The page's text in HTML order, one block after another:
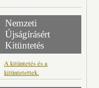
Nemzeti
Újságírásért
Kitüntetés
A kitüntetés és a
kitüntetettek.